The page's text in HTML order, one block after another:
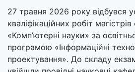
27 травня 2026 року відбувся
кваліфікаційних робіт
«Комп’ютерні науки» за
програмою «Інформаційні
проектування». До складу